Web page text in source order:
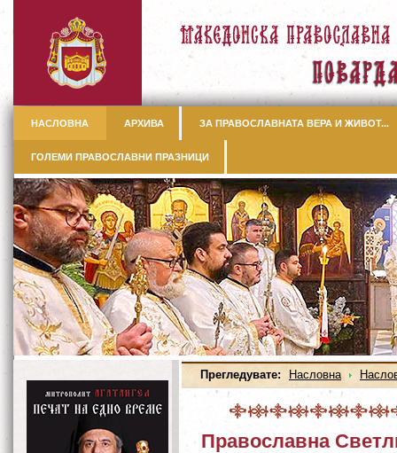
НАСЛОВНА АРХИВА ЗА ПРАВОСЛАВНАТА ВЕРА И ЖИВОТ...
ГОЛЕМИ ПРАВОСЛАВНИ ПРАЗНИЦИ
Прегледувате: Насловна
Православна